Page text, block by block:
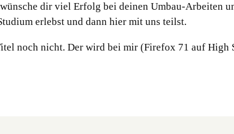
dir viel Erfolg bei deinen Umbau-Arbeiten
erlebst und dann hier mit uns teilst.
noch nicht. Der wird bei mir (Firefox 71 auf